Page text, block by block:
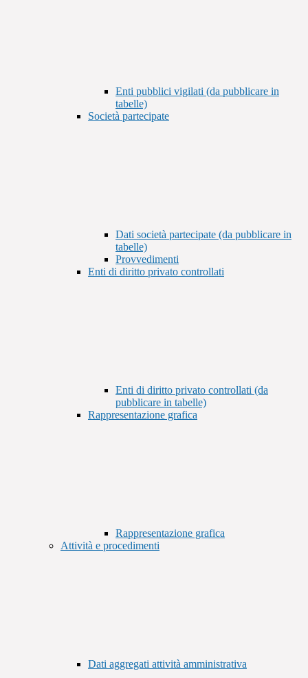
Enti pubblici vigilati (da pubblicare in
tabelle)
Società partecipate
Dati società partecipate (da pubblicare in
tabelle)
Provvedimenti
Enti di diritto privato controllati
Enti di diritto privato controllati (da
pubblicare in tabelle)
Rappresentazione grafica
Rappresentazione grafica
Attività e procedimenti
Dati aggregati attività amministrativa